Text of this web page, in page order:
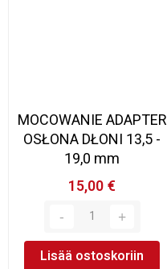
MOCOWANIE ADAPTER
OSŁONA DŁONI 13,5 -
19,0 mm
15,00 €
Lisää ostoskoriin